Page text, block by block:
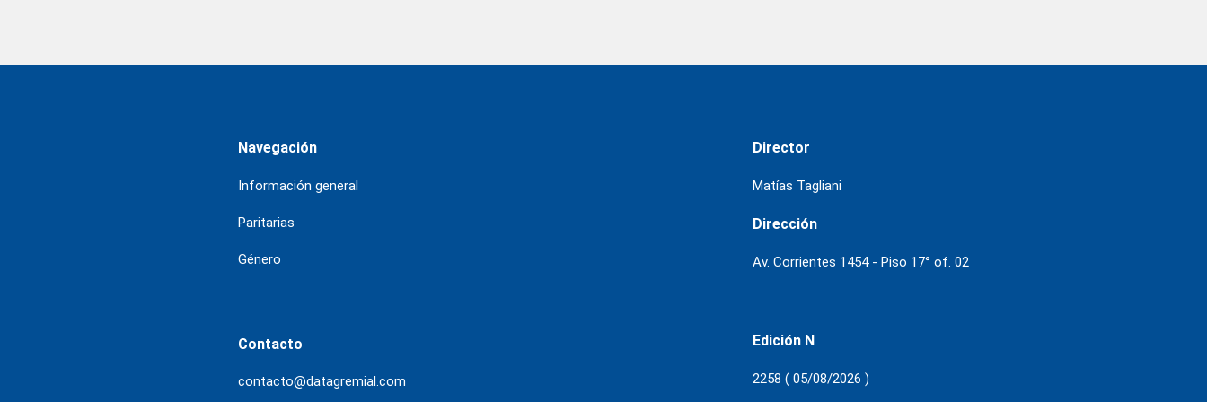
Navegación
Información general
Paritarias
Género
Contacto
contacto@datagremial.com
Director
Matías Tagliani
Dirección
Av. Corrientes 1454 - Piso 17° of. 02
Edición N
2258 ( 05/08/2026 )